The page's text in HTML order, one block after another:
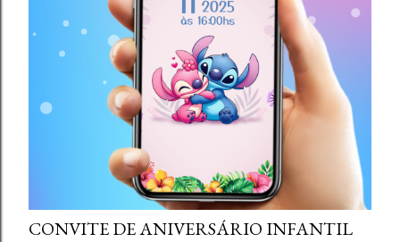
CONVITE DE ANIVERSÁRIO INFANTIL